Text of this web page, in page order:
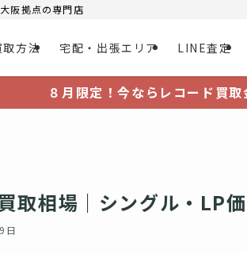
阪拠点の専門店
取方法 宅配・出張エリア LINE査定
８月限定！今ならレコード買取
取相場｜シングル・LP
日